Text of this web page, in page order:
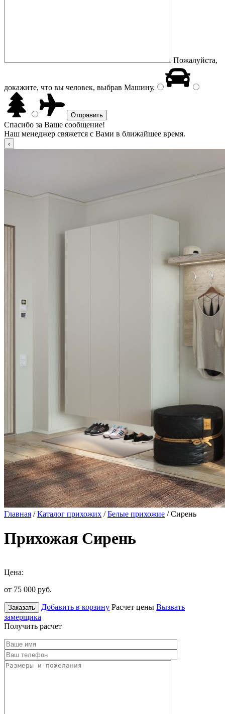
Пожалуйста,
докажите, что вы человек, выбрав Машину.
Спасибо за Ваше сообщение!
Наш менеджер свяжется с Вами в ближайшее время.
Главная /Каталог прихожих /Белые прихожие / Сирень
Прихожая Сирень
Цена:
от 75 000 руб.
Заказать Добавить в корзину Расчет цены Вызвать
замерщика
Получить расчет